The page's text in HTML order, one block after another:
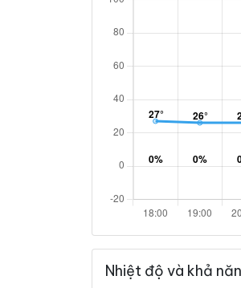
Nhiệt độ và khả